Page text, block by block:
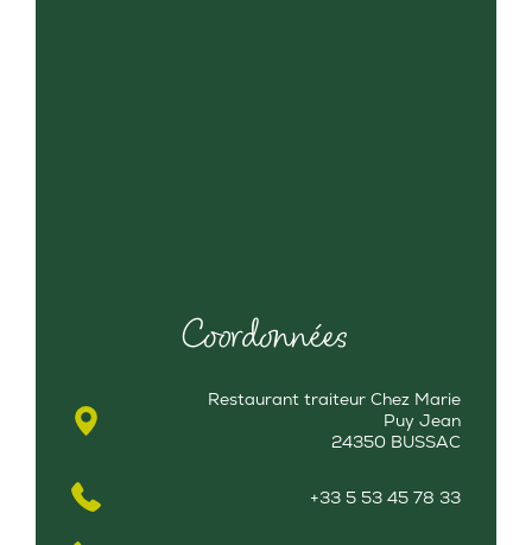
Coordonnées
Restaurant traiteur Chez Marie
Puy Jean
24350 BUSSAC
+33 5 53 45 78 33